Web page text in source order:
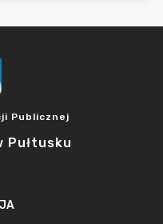
Publicznej
Pułtusku